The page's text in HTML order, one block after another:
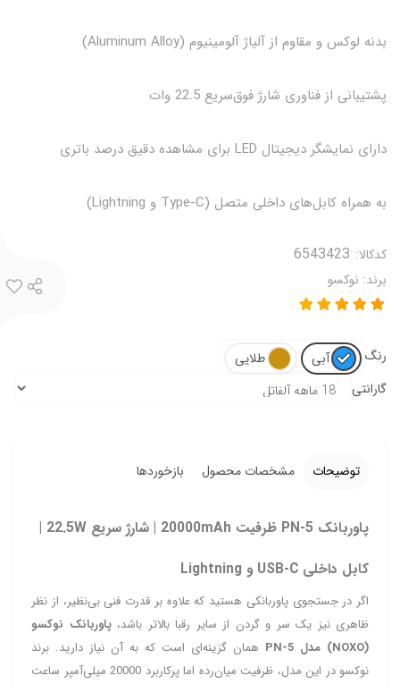
بدنه لوکس و مقاوم از آلیاژ آلومینیوم (Aluminum Alloy)
پشتیبانی از فناوری شارژ فوق‌سریع 22.5 وات
دارای نمایشگر دیجیتال LED برای مشاهده دقیق درصد باتری
به همراه کابل‌های داخلی متصل (Type-C و Lightning)
کدکالا:
برند: نوکسو
رنگ آبی
طلایی
گارانتی
توضیحات مشخصات محصول بازخوردها
پاوربانک PN‑5 ظرفیت 20000mAh | شارژ سریع 22.5W |
کابل داخلی USB‑C و Lightning
اگر در جستجوی پاوربانکی هستید که علاوه بر قدرت فنی بی‌نظیر، از نظر
ظاهری نیز یک سر و گردن از سایر رقبا بالاتر باشد،پاوربانک نوکسو
(NOXO) مدل PN-5
همان گزینه‌ای است که به آن نیاز دارید. برند
نوکسو در این مدل، ظرفیت میان‌رده اما پرکاربرد 20000 میلی‌آمپر ساعت